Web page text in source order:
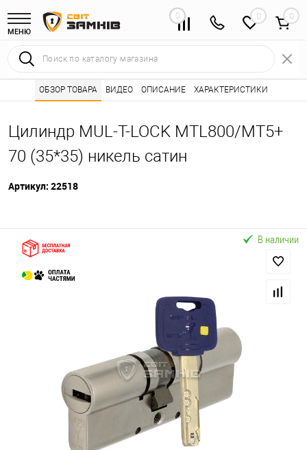
МЕНЮ
0 0
Интернет магазин замков Каталог товаров ⭐ • Сердцевины
Цилиндр MUL-T-LOCK MTL800/MT5+
70 (35*35) никель сатин
Артикул: 22518
ОБЗОР ТОВАРА ВИДЕО ОПИСАНИЕ ХАРАКТЕРИСТИКИ
В наличии